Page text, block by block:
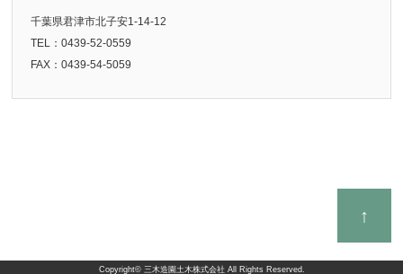
千葉県君津市北子安1-14-12
TEL：0439-52-0559
FAX：0439-54-5059
↑
Copyright© 三木造園土木株式会社 All Rights Reserved.